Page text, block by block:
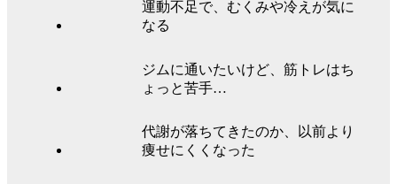
運動不足で、むくみや冷えが気に
なる
ジムに通いたいけど、筋トレはち
ょっと苦手…
代謝が落ちてきたのか、以前より
痩せにくくなった